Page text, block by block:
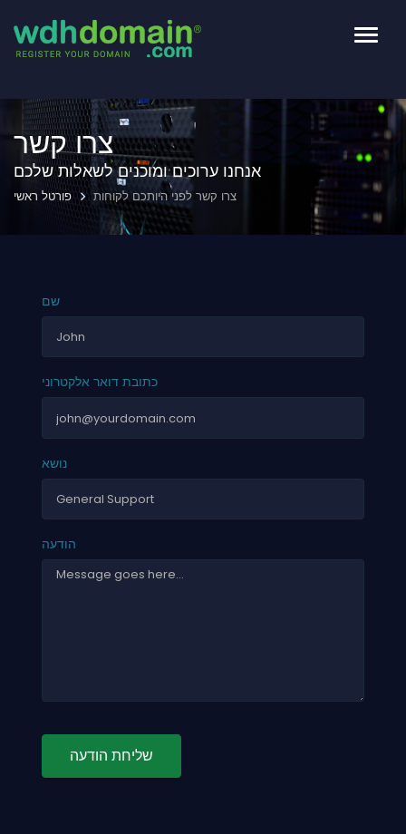
הפעלת
צרו קשר
אנחנו ערוכים ומוכנים לשאלות שלכם
פורטל ראשי צרו קשר לפני היותכם לקוחות
שם
כתובת דואר אלקטרוני
נושא
הודעה
שליחת הודעה